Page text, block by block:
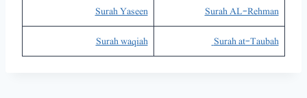
Surah AL-Rehman
Surah Yaseen
Surah at-Taubah
Surah waqiah